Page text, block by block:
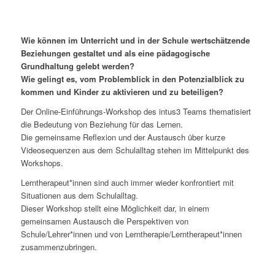
Wie können im Unterricht und in der Schule wertschätzende
Beziehungen gestaltet und als eine pädagogische
Grundhaltung gelebt werden?
Wie gelingt es, vom Problemblick in den Potenzialblick zu
kommen und Kinder zu aktivieren und zu beteiligen?
Der Online-Einführungs-Workshop des intus3 Teams thematisiert
die Bedeutung von Beziehung für das Lernen.
Die gemeinsame Reflexion und der Austausch über kurze
Videosequenzen aus dem Schulalltag stehen im Mittelpunkt des
Workshops.
Lerntherapeut*innen sind auch immer wieder konfrontiert mit
Situationen aus dem Schulalltag.
Dieser Workshop stellt eine Möglichkeit dar, in einem
gemeinsamen Austausch die Perspektiven von
Schule/Lehrer*innen und von Lerntherapie/Lerntherapeut*innen
zusammenzubringen.